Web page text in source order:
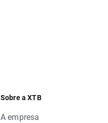
Sobre a XTB
A empresa